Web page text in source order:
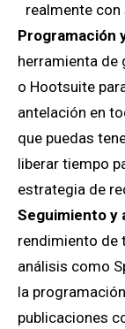
realmente con
Programación
herramienta de
o Hootsuite
antelación en
que puedas
liberar tiempo
estrategia de
Seguimiento y
rendimiento de
análisis como
la
publicaciones